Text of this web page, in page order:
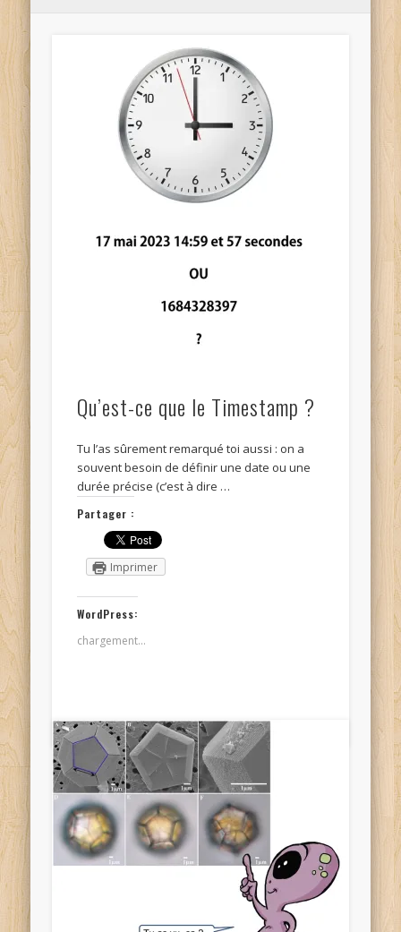
Qu’est-ce que le Timestamp ?
Tu l’as sûrement remarqué toi aussi : on a
souvent besoin de définir une date ou une
durée précise (c’est à dire …
Partager :
Imprimer
WordPress:
chargement…